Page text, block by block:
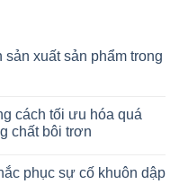
xuất sản phẩm trong
cách tối ưu hóa quá
chất bôi trơn
phục sự cố khuôn dập